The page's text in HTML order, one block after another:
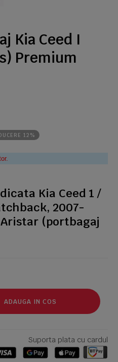
Kia Ceed I
Premium
12%
Kia Ceed 1 /
2007-
(portbagaj
ADAUGA IN COS
Suporta plata cu cardul